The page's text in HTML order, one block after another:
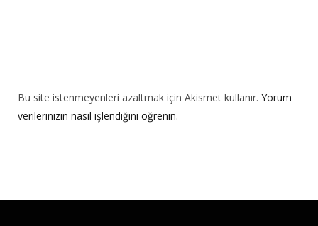
Bu site istenmeyenleri azaltmak için Akismet kullanır. Yorum
verilerinizin nasıl işlendiğini öğrenin.